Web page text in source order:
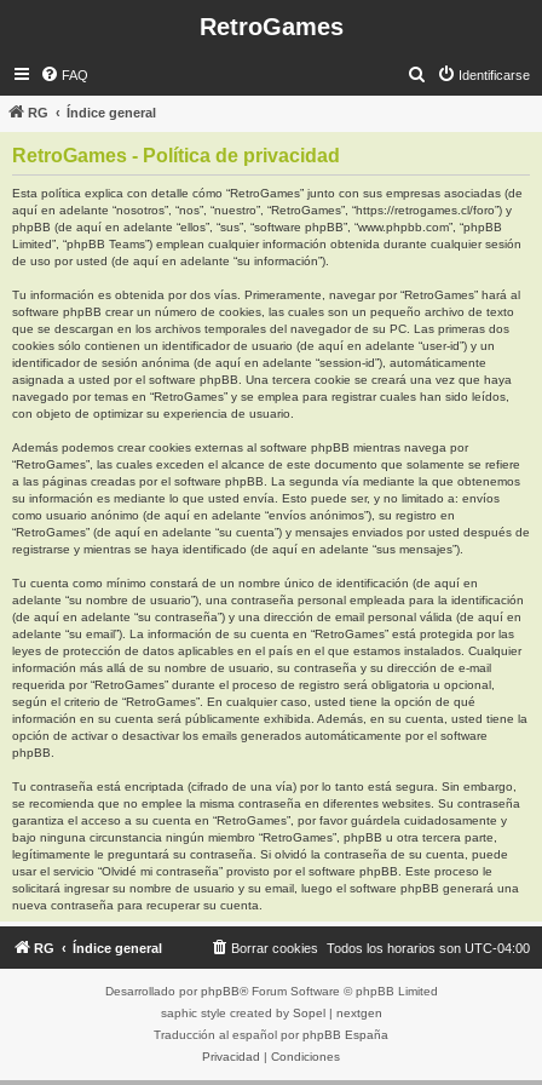
RetroGames
FAQ Identificarse
s
a
r
RG Índice general
RetroGames - Política de privacidad
Esta política explica con detalle cómo “RetroGames” junto con sus empresas asociadas (de
aquí en adelante “nosotros”, “nos”, “nuestro”, “RetroGames”, “https://retrogames.cl/foro”) y
phpBB (de aquí en adelante “ellos”, “sus”, “software phpBB”, “www.phpbb.com”, “phpBB
Limited”, “phpBB Teams”) emplean cualquier información obtenida durante cualquier sesión
de uso por usted (de aquí en adelante “su información”).
Tu información es obtenida por dos vías. Primeramente, navegar por “RetroGames” hará al
software phpBB crear un número de cookies, las cuales son un pequeño archivo de texto
que se descargan en los archivos temporales del navegador de su PC. Las primeras dos
cookies sólo contienen un identificador de usuario (de aquí en adelante “user-id”) y un
identificador de sesión anónima (de aquí en adelante “session-id”), automáticamente
asignada a usted por el software phpBB. Una tercera cookie se creará una vez que haya
navegado por temas en “RetroGames” y se emplea para registrar cuales han sido leídos,
con objeto de optimizar su experiencia de usuario.
Además podemos crear cookies externas al software phpBB mientras navega por
“RetroGames”, las cuales exceden el alcance de este documento que solamente se refiere
a las páginas creadas por el software phpBB. La segunda vía mediante la que obtenemos
su información es mediante lo que usted envía. Esto puede ser, y no limitado a: envíos
como usuario anónimo (de aquí en adelante “envíos anónimos”), su registro en
“RetroGames” (de aquí en adelante “su cuenta”) y mensajes enviados por usted después de
registrarse y mientras se haya identificado (de aquí en adelante “sus mensajes”).
Tu cuenta como mínimo constará de un nombre único de identificación (de aquí en
adelante “su nombre de usuario”), una contraseña personal empleada para la identificación
(de aquí en adelante “su contraseña”) y una dirección de email personal válida (de aquí en
adelante “su email”). La información de su cuenta en “RetroGames” está protegida por las
leyes de protección de datos aplicables en el país en el que estamos instalados. Cualquier
información más allá de su nombre de usuario, su contraseña y su dirección de e-mail
requerida por “RetroGames” durante el proceso de registro será obligatoria u opcional,
según el criterio de “RetroGames”. En cualquier caso, usted tiene la opción de qué
información en su cuenta será públicamente exhibida. Además, en su cuenta, usted tiene la
opción de activar o desactivar los emails generados automáticamente por el software
phpBB.
Tu contraseña está encriptada (cifrado de una vía) por lo tanto está segura. Sin embargo,
se recomienda que no emplee la misma contraseña en diferentes websites. Su contraseña
garantiza el acceso a su cuenta en “RetroGames”, por favor guárdela cuidadosamente y
bajo ninguna circunstancia ningún miembro “RetroGames”, phpBB u otra tercera parte,
legítimamente le preguntará su contraseña. Si olvidó la contraseña de su cuenta, puede
usar el servicio “Olvidé mi contraseña” provisto por el software phpBB. Este proceso le
solicitará ingresar su nombre de usuario y su email, luego el software phpBB generará una
nueva contraseña para recuperar su cuenta.
RG Índice general Todos los horarios son UTC-04:00
Borrar cookies
Desarrollado por phpBB® Forum Software © phpBB Limited
saphic style created by Sopel| nextgen
Traducción al español por phpBB España
Privacidad | Condiciones